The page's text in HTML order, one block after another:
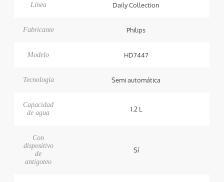
Línea Daily Collection
Fabricante Philips
Modelo HD7447
Tecnología Semi automática
Capacidad
de agua
1.2 L
Con
dispositivo
de
antigoteo
Sí